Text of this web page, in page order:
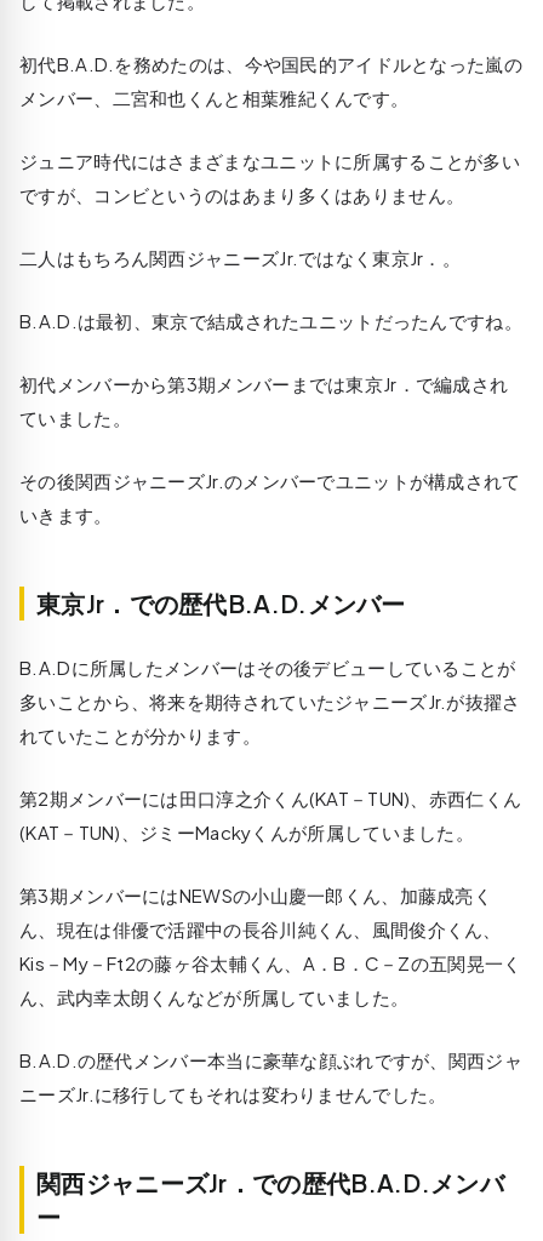
初代B.A.D.を務めたのは、今や国民的アイドルとなった嵐の
メンバー、二宮和也くんと相葉雅紀くんです。
ジュニア時代にはさまざまなユニットに所属することが多い
ですが、コンビというのはあまり多くはありません。
二人はもちろん関西ジャニーズJr.ではなく東京Jr．。
B.A.D.は最初、東京で結成されたユニットだったんですね。
初代メンバーから第3期メンバーまでは東京Jr．で編成され
ていました。
その後関西ジャニーズJr.のメンバーでユニットが構成されて
いきます。
東京Jr．での歴代B.A.D.メンバー
B.A.Dに所属したメンバーはその後デビューしていることが
多いことから、将来を期待されていたジャニーズJr.が抜擢さ
れていたことが分かります。
第2期メンバーには田口淳之介くん(KAT－TUN)、赤西仁くん
(KAT－TUN)、ジミーMackyくんが所属していました。
第3期メンバーにはNEWSの小山慶一郎くん、加藤成亮く
ん、現在は俳優で活躍中の長谷川純くん、風間俊介くん、
Kis－My－Ft2の藤ヶ谷太輔くん、A．B．C－Zの五関晃一く
ん、武内幸太朗くんなどが所属していました。
B.A.D.の歴代メンバー本当に豪華な顔ぶれですが、関西ジャ
ニーズJr.に移行してもそれは変わりませんでした。
関西ジャニーズJr．での歴代B.A.D.メンバ
ー